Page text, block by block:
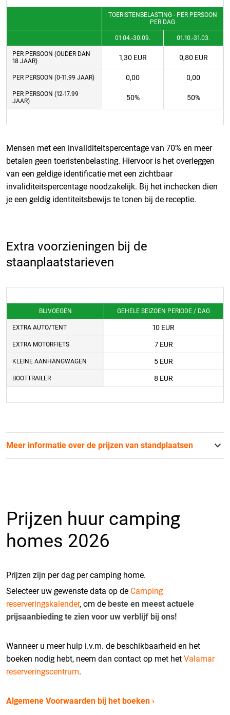
TOERISTENBELASTING - PER PERSOON
PER DAG
01.04.-30.09. 01.10.-31.03.
PER PERSOON (OUDER DAN
18 JAAR)
1,30 EUR 0,80 EUR
PER PERSOON (0-11.99 JAAR) 0,00 0,00
PER PERSOON (12-17.99
JAAR)
50% 50%
Mensen met een invaliditeitspercentage van 70% en meer
betalen geen toeristenbelasting. Hiervoor is het overleggen
van een geldige identificatie met een zichtbaar
invaliditeitspercentage noodzakelijk. Bij het inchecken dien
je een geldig identiteitsbewijs te tonen bij de receptie.
Extra voorzieningen bij de
staanplaatstarieven
BIJVOEGEN GEHELE SEIZOEN PERIODE / DAG
EXTRA AUTO/TENT 10 EUR
EXTRA MOTORFIETS 7 EUR
KLEINE AANHANGWAGEN 5 EUR
BOOTTRAILER 8 EUR
Meer informatie over de prijzen van standplaatsen
Prijzen huur camping
homes 2026
Prijzen zijn per dag per camping home.
Selecteer uw gewenste data op de Camping
reserveringskalender, om de beste en meest actuele
prijsaanbieding te zien voor uw verblijf bij ons!
Wanneer u meer hulp i.v.m. de beschikbaarheid en het
boeken nodig hebt, neem dan contact op met het Valamar
reserveringscentrum.
Algemene Voorwaarden bij het boeken ›